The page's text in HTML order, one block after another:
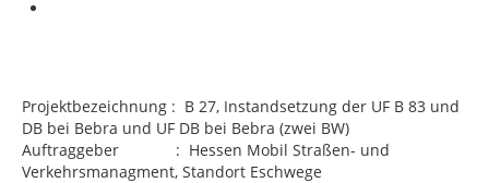
Projektbezeichnung : B 27, Instandsetzung der UF B 83 und
DB bei Bebra und UF DB bei Bebra (zwei BW)
Auftraggeber : Hessen Mobil Straßen- und
Verkehrsmanagment, Standort Eschwege